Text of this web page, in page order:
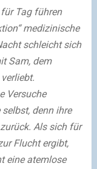
Tag führen
medizinische
schleicht sich
Sam, dem
Versuche
denn ihre
Als sich für
Flucht ergibt,
eine atemlose